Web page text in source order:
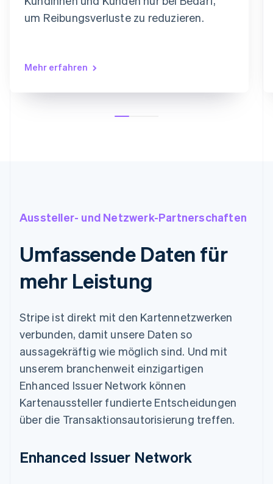
um Reibungsverluste zu reduzieren.
Mehr erfahren
Aussteller- und Netzwerk-Partnerschaften
Umfassende Daten für
mehr Leistung
Stripe ist direkt mit den Kartennetzwerken
verbunden, damit unsere Daten so
aussagekräftig wie möglich sind. Und mit
unserem branchenweit einzigartigen
Enhanced Issuer Network können
Kartenaussteller fundierte Entscheidungen
über die Transaktionsautorisierung treffen.
Enhanced Issuer Network